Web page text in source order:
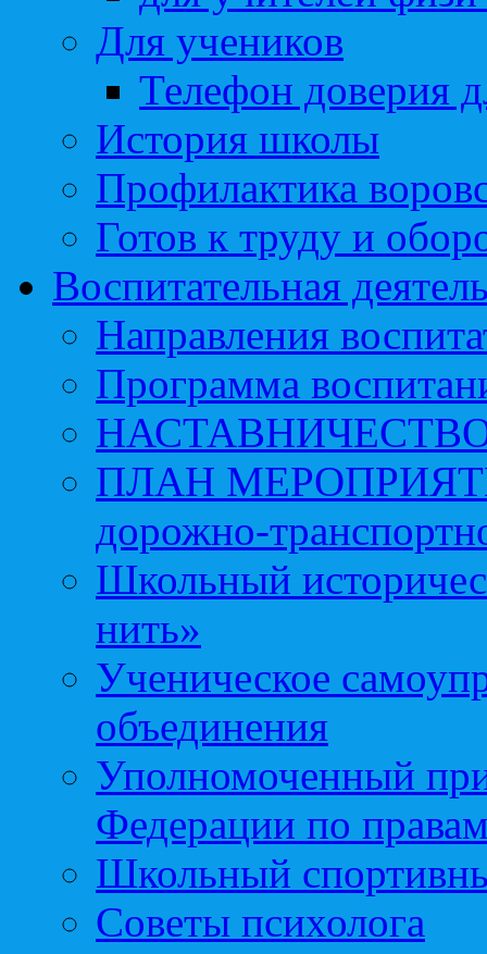
Для учеников
Телефон доверия
История школы
Профилактика
Готов к труду и
Воспитательная
Направления
Программа
ПЛАН МЕРОПРИЯТИЙ
дорожно-
Школьный
нить»
Ученическое
объединения
Уполномоченный
Федерации по
Школьный
Советы психолога